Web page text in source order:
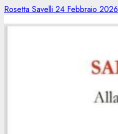
Rosetta Savelli 24 Febbraio 2026